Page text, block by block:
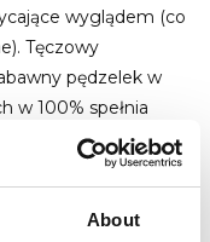
About
wyglądem (co
Tęczowy
pędzelek w
w 100% spełnia
się wpisuje w
klientelę. Czy
są niezbędne!